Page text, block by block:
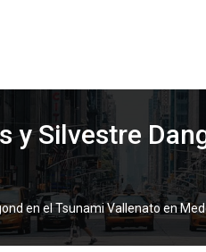
Silvestre
en el Tsunami Vallenato en